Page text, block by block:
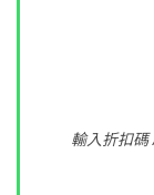
輸入折扣碼